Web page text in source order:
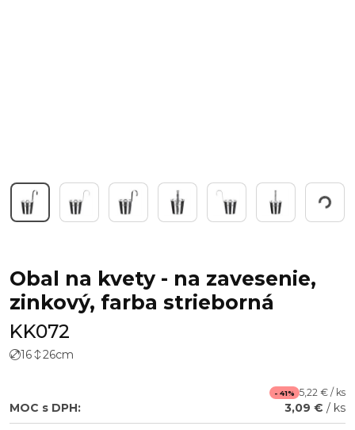
Working...
Obal na kvety - na zavesenie,
zinkový, farba strieborná
KK072
16 26cm
- 41% 5,22 € / ks
MOC s DPH: 3,09 € / ks